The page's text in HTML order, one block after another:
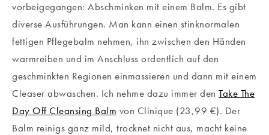
vorbeigegangen: Abschminken mit einem Balm. Es gibt
diverse Ausführungen. Man kann einen stinknormalen
fettigen Pflegebalm nehmen, ihn zwischen den Händen
warmreiben und im Anschluss ordentlich auf den
geschminkten Regionen einmassieren und dann mit einem
Cleaser abwaschen. Ich nehme dazu immer den Take The
Day Off Cleansing Balm von Clinique (23,99 €). Der
Balm reinigs ganz mild, trocknet nicht aus, macht keine